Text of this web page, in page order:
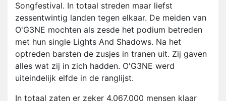
Songfestival. In totaal streden maar liefst
zessentwintig landen tegen elkaar. De meiden van
O'G3NE mochten als zesde het podium betreden
met hun single Lights And Shadows. Na het
optreden barsten de zusjes in tranen uit. Zij gaven
alles wat zij in zich hadden. O'G3NE werd
uiteindelijk elfde in de ranglijst.
In totaal zaten er zeker 4.067.000 mensen klaar